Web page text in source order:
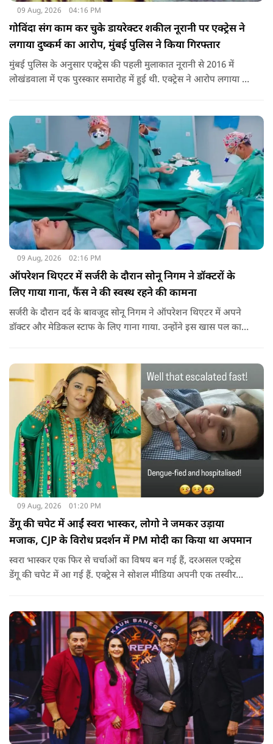
09 Aug, 2026 04:16 PM
गोविंदा संग काम कर चुके डायरेक्टर शकील नूरानी पर एक्ट्रेस ने
लगाया दुष्कर्म का आरोप, मुंबई पुलिस ने किया गिरफ्तार
मुंबई पुलिस के अनुसार एक्ट्रेस की पहली मुलाकात नूरानी से 2016 में
लोखंडवाला में एक पुरस्कार समारोह में हुई थी. एक्ट्रेस ने आरोप लगाया कि
करने को कहा था.
09 Aug, 2026 02:16 PM
ऑपरेशन थिएटर में सर्जरी के दौरान सोनू निगम ने डॉक्टरों के
लिए गाया गाना, फैंस ने की स्वस्थ रहने की कामना
सर्जरी के दौरान दर्द के बावजूद सोनू निगम ने ऑपरेशन थिएटर में अपने
डॉक्टर और मेडिकल स्टाफ के लिए गाना गाया. उन्होंने इस खास पल का
09 Aug, 2026 01:20 PM
डेंगू की चपेट में आईं स्वरा भास्कर, लोगो ने जमकर उड़ाया
मजाक, CJP के विरोध प्रदर्शन में PM मोदी का किया था अपमान
स्वरा भास्कर एक फिर से चर्चाओं का विषय बन गई हैं, दरअसल एक्ट्रेस
डेंगू की चपेट में आ गई हैं. एक्ट्रेस ने सोशल मीडिया अपनी एक तस्वीर